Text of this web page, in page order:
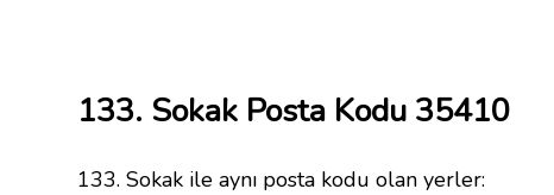
133. Sokak Posta Kodu 35410
133. Sokak ile aynı posta kodu olan yerler: